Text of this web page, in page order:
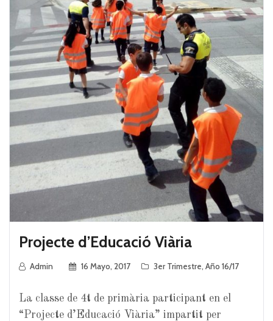
Projecte d’Educació Viària
Admin 16 Mayo, 2017 3er Trimestre, Año 16/17
La classe de 4t de primària participant en el
“Projecte d’Educació Viària” impartit per